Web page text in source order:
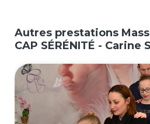
Autres prestations
CAP SÉRÉNITÉ - Carine